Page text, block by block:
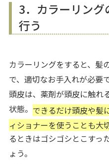
3．カラーリン
行う
カラーリングをすると、髪
で、適切なお手入れが必要
頭皮は、薬剤が頭皮に触れ
状態。 できるだけ頭皮や髪
ィショナーを使うことも大
るときはゴシゴシとこすっ
ょう。